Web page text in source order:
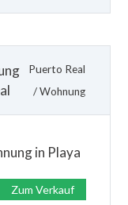
Puerto Real
/Wohnung
Zum Verkauf